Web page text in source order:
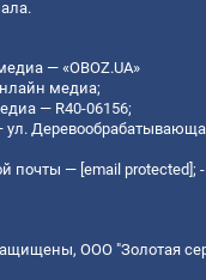
— «OBOZ.UA»
медиа;
— R40-06156;
почты — [email protected];
ООО "Золотая